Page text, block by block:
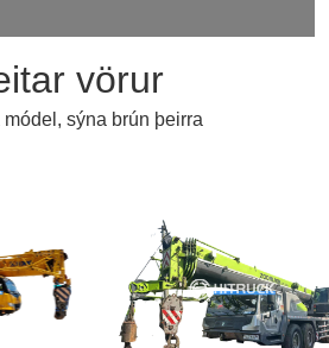
vörur
módel, sýna brún þeirra